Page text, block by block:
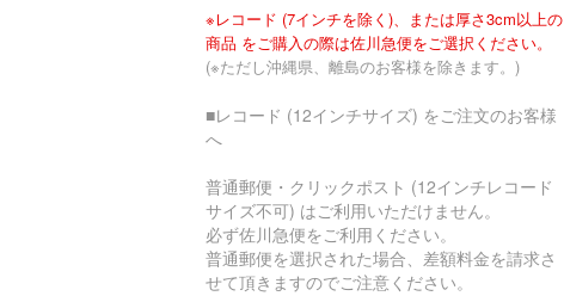
※レコード (7インチを除く)、または厚さ3cm以上の
商品 をご購入の際は佐川急便をご選択ください。
(※ただし沖縄県、離島のお客様を除きます。)
■レコード (12インチサイズ) をご注文のお客様
へ
普通郵便・クリックポスト (12インチレコード
サイズ不可) はご利用いただけません。
必ず佐川急便をご利用ください。
普通郵便を選択された場合、差額料金を請求さ
せて頂きますのでご注意ください。